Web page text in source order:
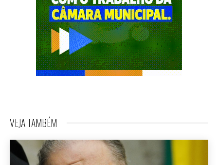
VEJA TAMBÉM